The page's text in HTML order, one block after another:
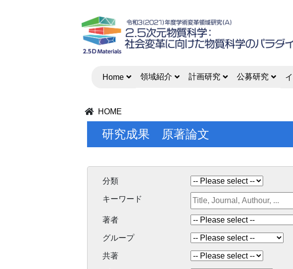
Home 領域紹介 計画研究 公募研究
HOME
研究成果 原著論文
分類
キーワード
著者
グループ
共著